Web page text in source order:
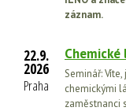
záznam.
22.9.
2026
Praha
Chemické
Seminář:
chemickými
zaměstnanci